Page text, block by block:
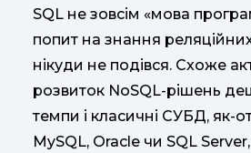
SQL не зовсім «мова
попит на знання
нікуди не подівся. Схоже
розвиток NoSQL-рішень
темпи і класичні СУБД, як-
MySQL, Oracle чи SQL